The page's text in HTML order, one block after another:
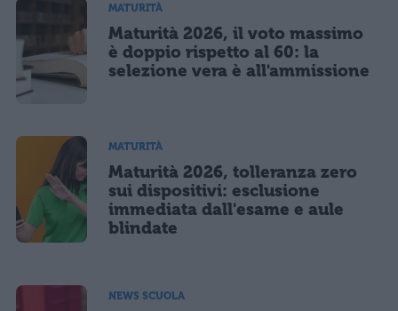
MATURITÀ
Maturità 2026, il voto massimo
è doppio rispetto al 60: la
selezione vera è all'ammissione
MATURITÀ
Maturità 2026, tolleranza zero
sui dispositivi: esclusione
immediata dall'esame e aule
blindate
NEWS SCUOLA